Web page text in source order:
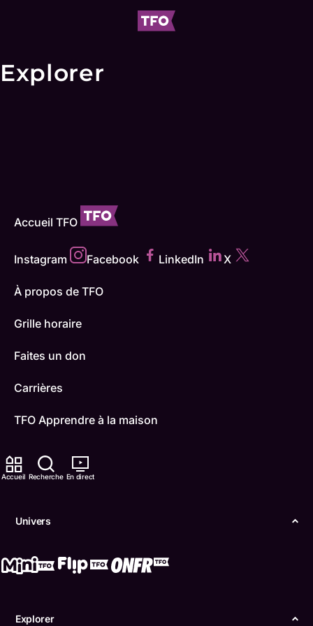
Accueil Recherche En direct
Univers
Explorer
Explorer
Accueil TFO
Instagram Facebook LinkedIn X
À propos de TFO
Grille horaire
Faites un don
Carrières
TFO Apprendre à la maison
Comment nous capter
ONFR
Conditions d'utilisation